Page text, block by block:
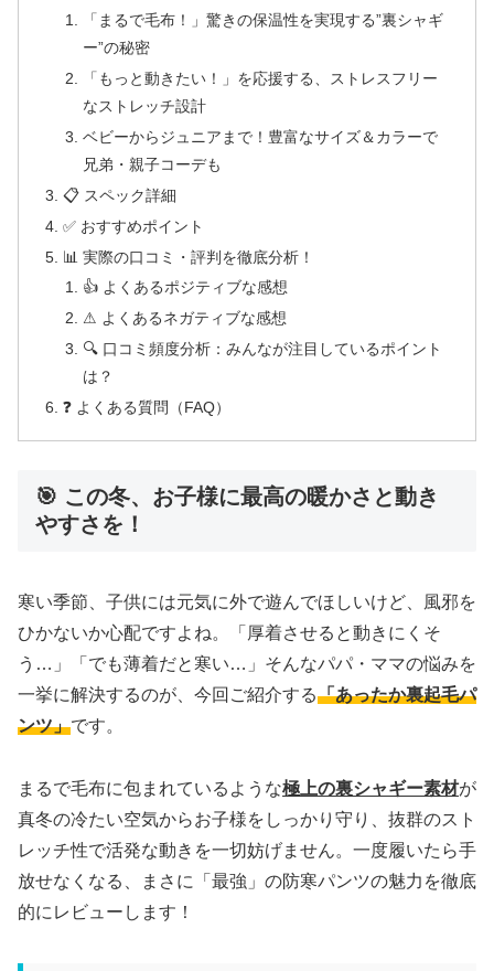
「まるで毛布！」驚きの保温性を実現する”裏シャギ
ー”の秘密
「もっと動きたい！」を応援する、ストレスフリー
なストレッチ設計
ベビーからジュニアまで！豊富なサイズ＆カラーで
兄弟・親子コーデも
📋 スペック詳細
✅ おすすめポイント
📊 実際の口コミ・評判を徹底分析！
👍 よくあるポジティブな感想
⚠ よくあるネガティブな感想
🔍 口コミ頻度分析：みんなが注目しているポイント
は？
❓ よくある質問（FAQ）
🎯 この冬、お子様に最高の暖かさと動き
やすさを！
寒い季節、子供には元気に外で遊んでほしいけど、風邪を
ひかないか心配ですよね。「厚着させると動きにくそ
う…」「でも薄着だと寒い…」そんなパパ・ママの悩みを
一挙に解決するのが、今回ご紹介する「あったか裏起毛パ
ンツ」です。
まるで毛布に包まれているような極上の裏シャギー素材が
真冬の冷たい空気からお子様をしっかり守り、抜群のスト
レッチ性で活発な動きを一切妨げません。一度履いたら手
放せなくなる、まさに「最強」の防寒パンツの魅力を徹底
的にレビューします！